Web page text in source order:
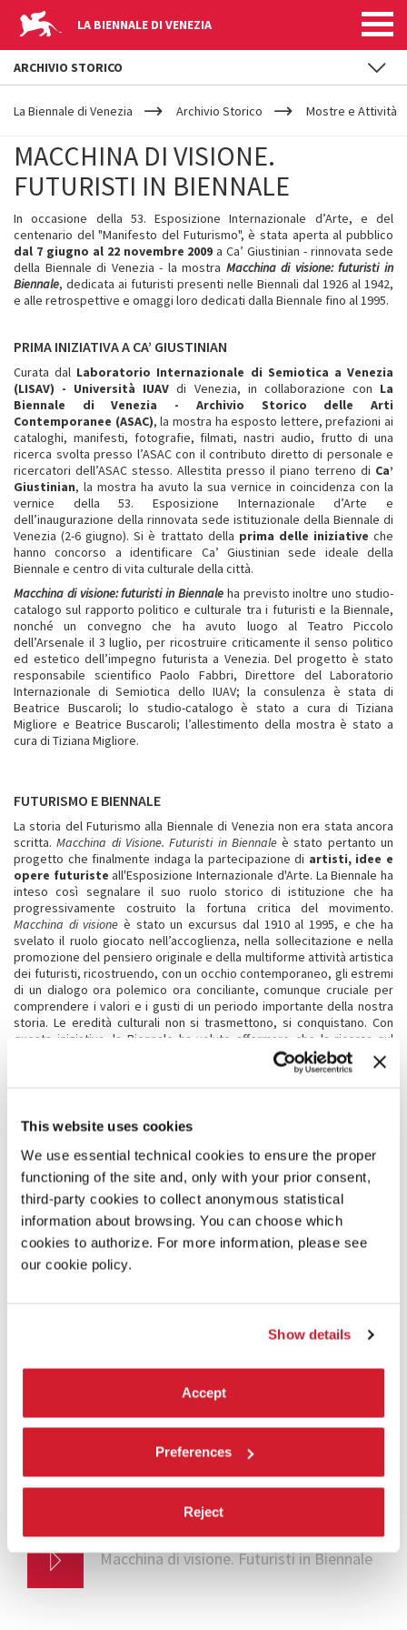
This website uses cookies
We use essential technical cookies to ensure the proper
functioning of the site and, only with your prior consent,
third-party cookies to collect anonymous statistical
information about browsing. You can choose which
cookies to authorize. For more information, please see
our cookie policy.
Show details
Accept
Preferences
Reject
LA BIENNALE DI VENEZIA
YOUR
ARE
La Biennale di Venezia Archivio Storico Mostre e Attività
MACCHINA DI VISIONE.
FUTURISTI IN BIENNALE
In occasione della 53. Esposizione Internazionale d’Arte, e del
centenario del "Manifesto del Futurismo", è stata aperta al pubblico
dal 7 giugno al 22 novembre 2009 a Ca’ Giustinian - rinnovata sede
della Biennale di Venezia - la mostra Macchina di visione: futuristi in
Biennale, dedicata ai futuristi presenti nelle Biennali dal 1926 al 1942,
e alle retrospettive e omaggi loro dedicati dalla Biennale fino al 1995.
PRIMA INIZIATIVA A CA’ GIUSTINIAN
Curata dal Laboratorio Internazionale di Semiotica a Venezia
(LISAV) - Università IUAV di Venezia, in collaborazione con La
Biennale di Venezia - Archivio Storico delle Arti
Contemporanee (ASAC), la mostra ha esposto lettere, prefazioni ai
cataloghi, manifesti, fotografie, filmati, nastri audio, frutto di una
ricerca svolta presso l’ASAC con il contributo diretto di personale e
ricercatori dell’ASAC stesso. Allestita presso il piano terreno di Ca’
Giustinian, la mostra ha avuto la sua vernice in coincidenza con la
vernice della 53. Esposizione Internazionale d’Arte e
dell’inaugurazione della rinnovata sede istituzionale della Biennale di
Venezia (2-6 giugno). Si è trattato della prima delle iniziative che
hanno concorso a identificare Ca’ Giustinian sede ideale della
Biennale e centro di vita culturale della città.
Macchina di visione: futuristi in Biennale ha previsto inoltre uno studio-
catalogo sul rapporto politico e culturale tra i futuristi e la Biennale,
nonché un convegno che ha avuto luogo al Teatro Piccolo
dell’Arsenale il 3 luglio, per ricostruire criticamente il senso politico
ed estetico dell’impegno futurista a Venezia. Del progetto è stato
responsabile scientifico Paolo Fabbri, Direttore del Laboratorio
Internazionale di Semiotica dello IUAV; la consulenza è stata di
Beatrice Buscaroli; lo studio-catalogo è stato a cura di Tiziana
Migliore e Beatrice Buscaroli; l’allestimento della mostra è stato a
cura di Tiziana Migliore.
FUTURISMO E BIENNALE
La storia del Futurismo alla Biennale di Venezia non era stata ancora
scritta.Macchina di Visione. Futuristi in Biennaleè stato pertanto un
progetto che finalmente indaga la partecipazione di artisti, idee e
opere futuriste all'Esposizione Internazionale d'Arte. La Biennale ha
inteso così segnalare il suo ruolo storico di istituzione che ha
progressivamente costruito la fortuna critica del movimento.
Macchina di visione è stato un excursus dal 1910 al 1995, e che ha
svelato il ruolo giocato nell’accoglienza, nella sollecitazione e nella
promozione del pensiero originale e della multiforme attività artistica
dei futuristi, ricostruendo, con un occhio contemporaneo, gli estremi
di un dialogo ora polemico ora conciliante, comunque cruciale per
comprendere i valori e i gusti di un periodo importante della nostra
storia. Le eredità culturali non si trasmettono, si conquistano. Con
questa iniziativa, la Biennale ha voluto affermare che la ricerca sul
primo gruppo italiano di avanguardia non si è esaurita, e trasmettere
un lascito leggibile – e spesso sorprendente – del consenso e del
La mostra è stata riconosciuta quale evento significativo da parte di
Centenario del Manifesto futurista.
VIDEO
ARCHIVIO STORICO7 GIUGNO 2014
Macchina di visione. Futuristi in Biennale
ARCHIVIO STORICO